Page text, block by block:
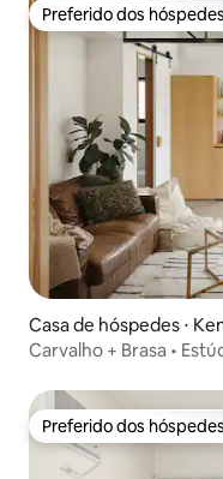
Preferido dos
Preferido dos hóspedes
Casa de hóspedes ⋅
Carvalho + Brasa •
Preferido dos hóspedes
Preferido dos hóspedes